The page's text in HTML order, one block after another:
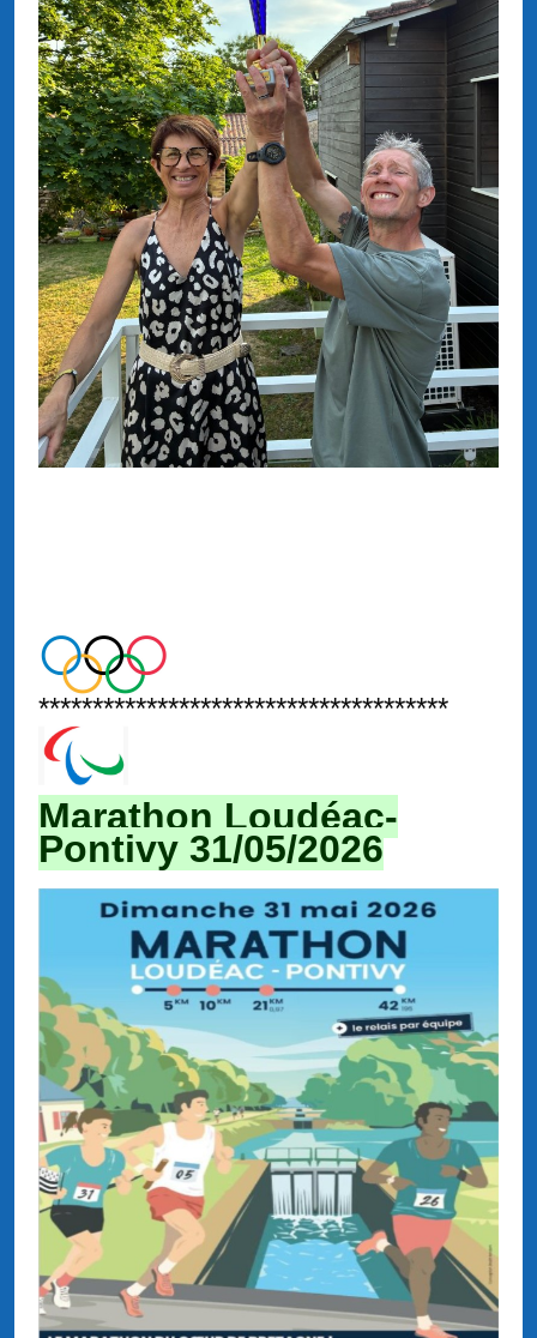
**************************************
Marathon Loudéac-
Pontivy 31/05/2026